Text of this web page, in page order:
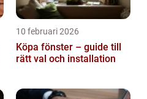
10 februari 2026
Köpa fönster – guide till
rätt val och installation